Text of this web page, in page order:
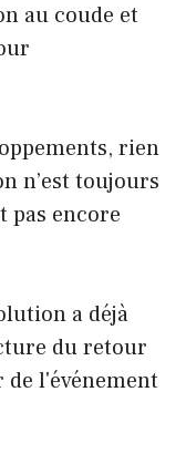
au coude et
rien
n’est toujours
pas encore
a déjà
du retour
l'événement